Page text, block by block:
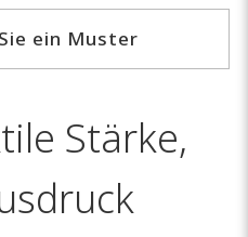
ein Muster
Stärke,